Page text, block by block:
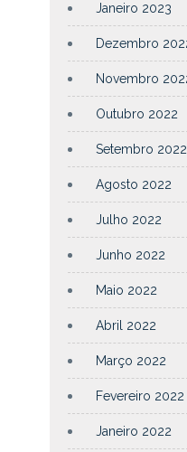
Janeiro 2023
Dezembro
Novembro
Outubro 2022
Setembro 2022
Agosto 2022
Julho 2022
Junho 2022
Maio 2022
Abril 2022
Março 2022
Fevereiro 2022
Janeiro 2022